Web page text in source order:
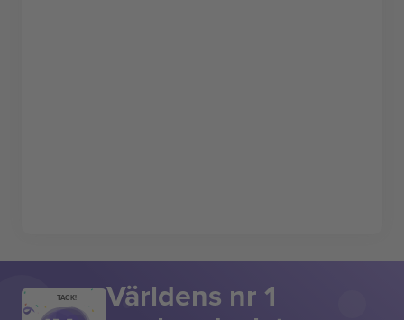
TACK! Världens nr 1